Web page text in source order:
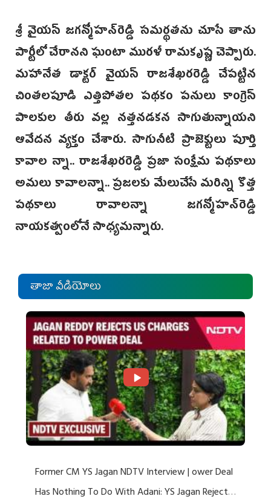
శ్రీ వైయస్ జగన్మోహన్‌రెడ్డి సమర్థతను చూసే తాను
పార్టీలో చేరానని ఘంటా మురళీ రామకృష్ణ చెప్పారు.
మహానేత డాక్టర్‌ వైయస్ రాజశేఖరరెడ్డి చేపట్టిన
చింతలపూడి ఎత్తిపోతల పథకం పనులు కాంగ్రె‌స్
పాలకుల తీరు వల్ల నత్తనడకన సాగుతున్నాయని
ఆవేదన వ్యక్తం చేశారు.‌ సాగునీటి ప్రాజెక్టులు పూర్తి
కావాల న్నా.. రాజశేఖరరెడ్డి ప్రజా సంక్షేమ పథకాలు
అమలు కావాలన్నా.. ప్రజలకు మేలుచేసే మరిన్ని కొత్త
పథకాలు రావాలన్నా జగన్మోహన్‌రెడ్డి
నాయకత్వంలోనే సాధ్యమన్నారు.
తాజా వీడియోలు
Former CM YS Jagan NDTV Interview | ower Deal
Has Nothing To Do With Adani: YS Jagan Rejects